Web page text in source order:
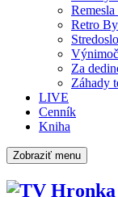
Remesla
Retro
Za
Záhady
LIVE
Cenník
Kniha
Zobraziť menu